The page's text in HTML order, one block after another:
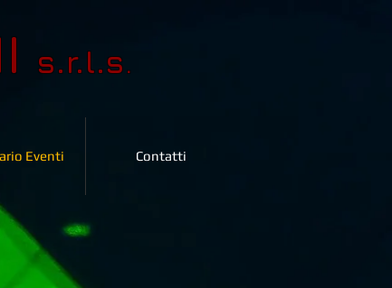
s.r.l.s.
Eventi Contatti